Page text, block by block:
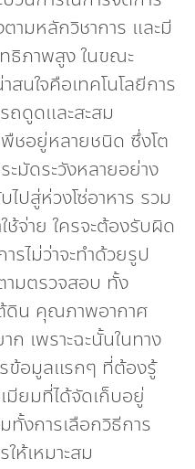
ามหลักวิชาการ และมี
ธิภาพสูง ในขณะ
นใจคือเทคโนโลยีการ
ถดูดและสะสม
ชอยู่หลายชนิด ซึ่งโต
ะมัดระวังหลายอย่าง
ไปสู่ห่วงโซ่อาหาร รวม
จ่าย ใครจะต้องรับผิด
รไม่ว่าจะทำด้วยรูป
มตรวจสอบ ทั้ง
ดิน คุณภาพอากาศ
ก เพราะฉะนั้นในทาง
ข้อมูลแรกๆ ที่ต้องรู้
มียมที่ได้จัดเก็บอยู่
งการเลือกวิธีการ
ห้เหมาะสม